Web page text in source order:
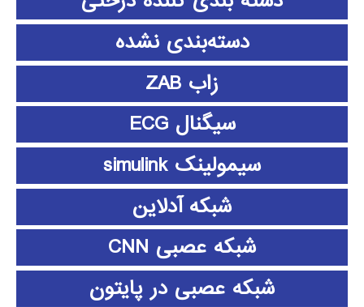
دسته‌بندی نشده
زاب ZAB
سیگنال ECG
سیمولینک simulink
شبکه آدلاین
شبکه عصبی CNN
شبکه عصبی در پایتون